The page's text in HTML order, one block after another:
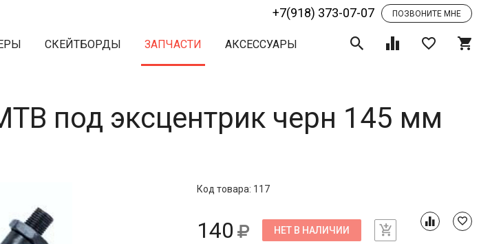
+7(918) 373-07-07 ПОЗВОНИТЕ МНЕ
СКЕЙТБОРДЫ ЗАПЧАСТИ АКСЕССУАРЫ
под эксцентрик черн 145 мм
Код товара: 117
140 НЕТ В НАЛИЧИИ